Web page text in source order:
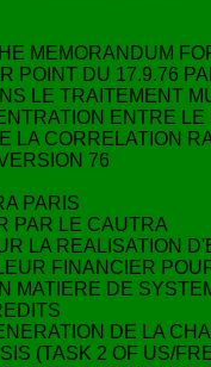
MEMORANDUM
POINT DU 17.9.76
LE TRAITEMENT
ENTRE
LA CORRELATION
76
PARIS
PAR LE CAUTRA
LA REALISATION
FINANCIER
MATIERE DE
DE LA
(TASK 2 OF US/